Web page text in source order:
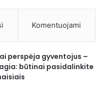
Komentuojami
perspėja gyventojus –
būtinai pasidalinkite